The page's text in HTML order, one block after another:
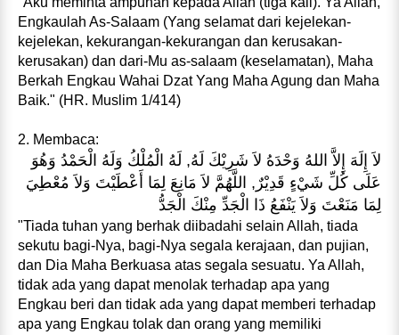
Engkaulah As-Salaam (Yang selamat dari kejelekan-
kejelekan, kekurangan-kekurangan dan kerusakan-
kerusakan) dan dari-Mu as-salaam (keselamatan), Maha
Berkah Engkau Wahai Dzat Yang Maha Agung dan Maha
Baik." (HR. Muslim 1/414)
2. Membaca:
لاَ إِلَهَ إِلاَّ اللهُ وَحْدَهُ لاَ شَرِيْكَ لَهُ, لَهُ الْمُلْكُ وَلَهُ الْحَمْدُ وَهُوَ
عَلَى كُلِّ شَيْءٍ قَدِيْرٌ, اللَّهُمَّ لاَ مَانِعَ لِمَا أَعْطَيْتَ وَلاَ مُعْطِيَ
لِمَا مَنَعْتَ وَلاَ يَنْفَعُ ذَا الْجَدِّ مِنْكَ الْجَدُّ
"Tiada tuhan yang berhak diibadahi selain Allah, tiada
sekutu bagi-Nya, bagi-Nya segala kerajaan, dan pujian,
dan Dia Maha Berkuasa atas segala sesuatu. Ya Allah,
tidak ada yang dapat menolak terhadap apa yang
Engkau beri dan tidak ada yang dapat memberi terhadap
apa yang Engkau tolak dan orang yang memiliki